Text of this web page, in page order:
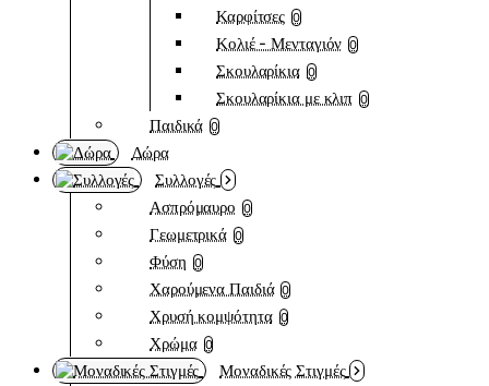
Καρφίτσες 0
Κολιέ - Μενταγιόν 0
Σκουλαρίκια 0
Σκουλαρίκια με κλιπ 0
Παιδικά 0
Δώρα
Συλλογές
Ασπρόμαυρο 0
Γεωμετρικά 0
Φύση 0
Χαρούμενα Παιδιά 0
Χρυσή κομψότητα 0
Χρώμα 0
Μοναδικές Στιγμές